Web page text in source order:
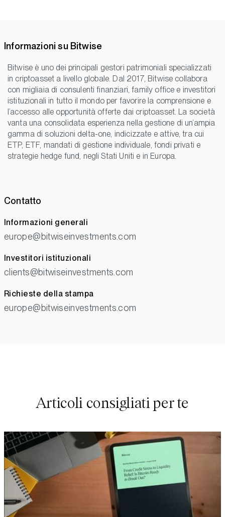
Informazioni su Bitwise
Bitwise è uno dei principali gestori patrimoniali specializzati
in criptoasset a livello globale. Dal 2017, Bitwise collabora
con migliaia di consulenti finanziari, family office e investitori
istituzionali in tutto il mondo per favorire la comprensione e
l’accesso alle opportunità offerte dai criptoasset. La società
vanta una consolidata esperienza nella gestione di un’ampia
gamma di soluzioni delta-one, indicizzate e attive, tra cui
ETP, ETF, mandati di gestione individuale, fondi privati e
strategie hedge fund, negli Stati Uniti e in Europa.
Contatto
Informazioni generali
europe@bitwiseinvestments.com
Investitori istituzionali
clients@bitwiseinvestments.com
Richieste della stampa
europe@bitwiseinvestments.com
Articoli consigliati per te